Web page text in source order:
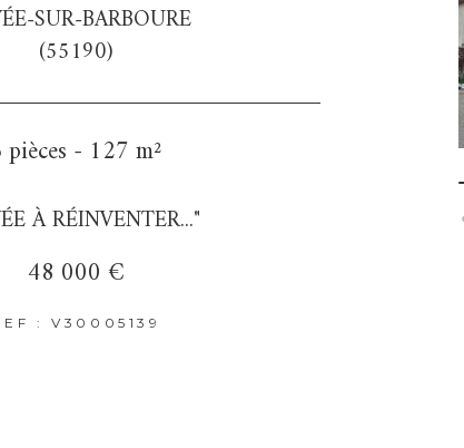
SUR-BARBOURE
(55190)
pièces - 127 m²
À RÉINVENTER..."
48 000 €
: V30005139